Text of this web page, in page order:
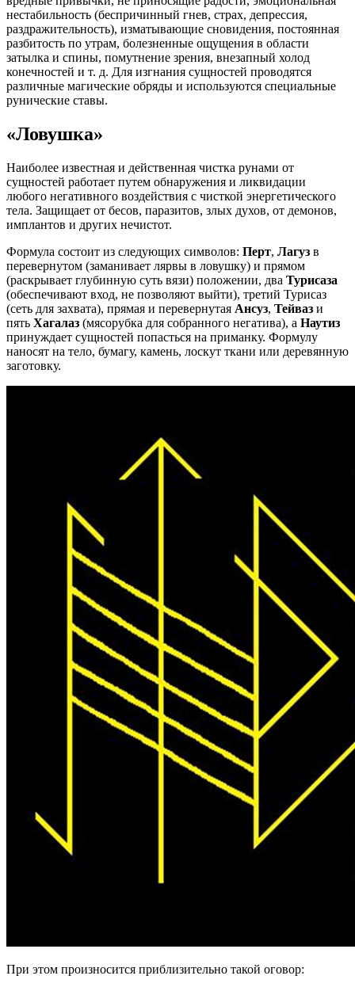
нестабильность (беспричинный гнев, страх, депрессия,
раздражительность), изматывающие сновидения, постоянная
разбитость по утрам, болезненные ощущения в области
затылка и спины, помутнение зрения, внезапный холод
конечностей и т. д. Для изгнания сущностей проводятся
различные магические обряды и используются специальные
рунические ставы.
«Ловушка»
Наиболее известная и действенная чистка рунами от
сущностей работает путем обнаружения и ликвидации
любого негативного воздействия с чисткой энергетического
тела. Защищает от бесов, паразитов, злых духов, от демонов,
имплантов и других нечистот.
Формула состоит из следующих символов: Перт, Лагуз в
перевернутом (заманивает лярвы в ловушку) и прямом
(раскрывает глубинную суть вязи) положении, два Турисаза
(обеспечивают вход, не позволяют выйти), третий Турисаз
(сеть для захвата), прямая и перевернутая Ансуз, Тейваз и
пять Хагалаз (мясорубка для собранного негатива), а Наутиз
принуждает сущностей попасться на приманку. Формулу
наносят на тело, бумагу, камень, лоскут ткани или деревянную
заготовку.
При этом произносится приблизительно такой оговор: